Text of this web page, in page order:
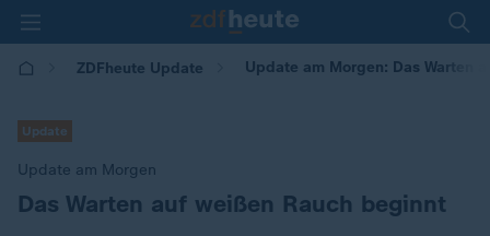
ZDFheute Update Update am Morgen: Das Warten
Update
Update am Morgen
:Das Warten auf weißen Rauch beginnt